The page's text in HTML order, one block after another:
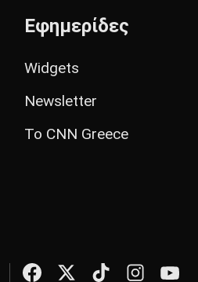
Εφημερίδες
Widgets
Newsletter
Το CNN Greece